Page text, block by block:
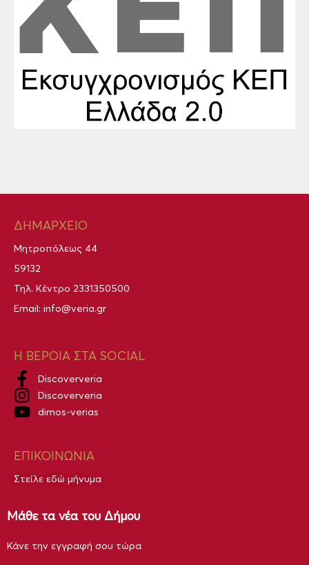
ΔΗΜΑΡΧΕΙΟ
Μητροπόλεως 44
59132
Τηλ. Κέντρο 2331350500
Email: info@veria.gr
Η ΒΕΡΟΙΑ ΣΤΑ SOCIAL
Discoververia
Discoververia
dimos-verias
ΕΠΙΚΟΙΝΩΝΙΑ
Στείλε εδώ μήνυμα
Μάθε τα νέα του Δήμου
Κάνε την εγγραφή σου τώρα